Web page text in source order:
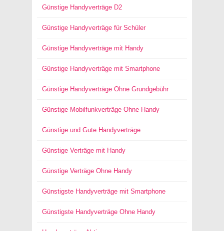
Günstige Handyverträge D2
Günstige Handyverträge für Schüler
Günstige Handyverträge mit Handy
Günstige Handyverträge mit Smartphone
Günstige Handyverträge Ohne Grundgebühr
Günstige Mobilfunkverträge Ohne Handy
Günstige und Gute Handyverträge
Günstige Verträge mit Handy
Günstige Verträge Ohne Handy
Günstigste Handyverträge mit Smartphone
Günstigste Handyverträge Ohne Handy